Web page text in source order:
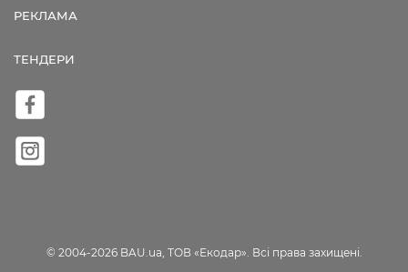
РЕКЛАМА
ТЕНДЕРИ
© 2004-2026 BAU.ua, ТОВ «Екодар». Всі права захищені.